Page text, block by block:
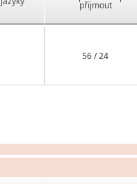
přijmout
56 / 24